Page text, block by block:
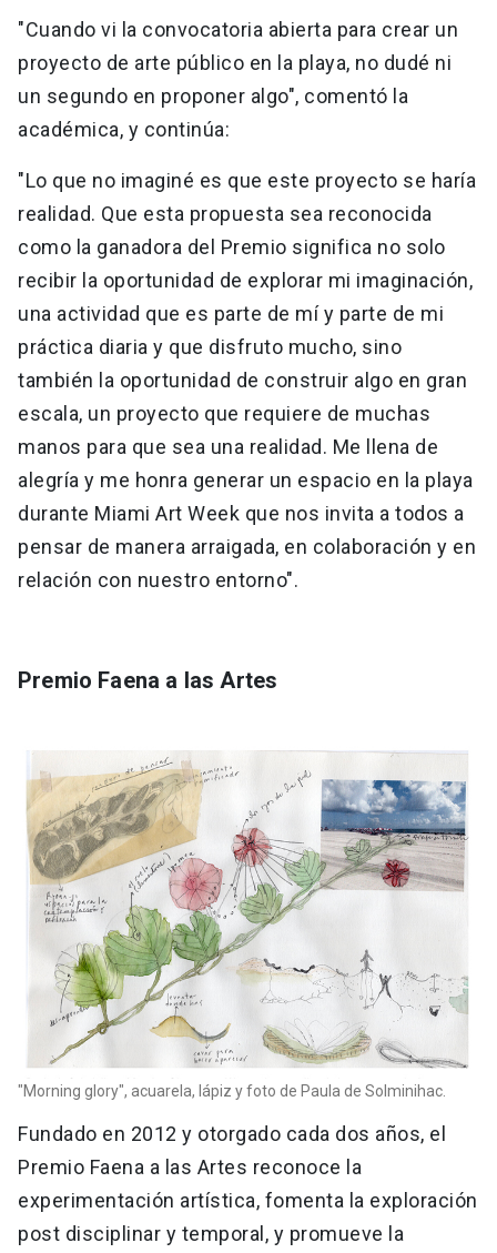
"Cuando vi la convocatoria abierta para crear un
proyecto de arte público en la playa, no dudé ni
un segundo en proponer algo", comentó la
académica, y continúa:
"Lo que no imaginé es que este proyecto se haría
realidad. Que esta propuesta sea reconocida
como la ganadora del Premio significa no solo
recibir la oportunidad de explorar mi imaginación,
una actividad que es parte de mí y parte de mi
práctica diaria y que disfruto mucho, sino
también la oportunidad de construir algo en gran
escala, un proyecto que requiere de muchas
manos para que sea una realidad. Me llena de
alegría y me honra generar un espacio en la playa
durante Miami Art Week que nos invita a todos a
pensar de manera arraigada, en colaboración y en
relación con nuestro entorno".
Premio Faena a las Artes
"Morning glory", acuarela, lápiz y foto de Paula de Solminihac.
Fundado en 2012 y otorgado cada dos años, el
Premio Faena a las Artes reconoce la
experimentación artística, fomenta la exploración
post disciplinar y temporal, y promueve la